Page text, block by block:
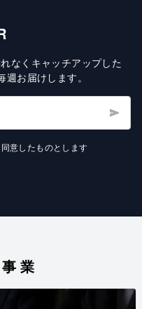
なくキャッチアップした
週お届けします。
意したものとします
業